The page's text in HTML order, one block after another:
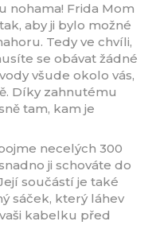
nohama! Frida Mom
aby ji bylo možné
Tedy ve chvíli,
se obávat žádné
všude okolo vás,
Díky zahnutému
tam, kam je
necelých 300
ji schováte do
součástí je také
sáček, který láhev
kabelku před